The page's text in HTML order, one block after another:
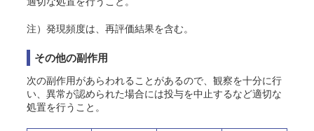
注）発現頻度は、再評価結果を含む。
その他の副作用
次の副作用があらわれることがあるので、観察を十分に行
い、異常が認められた場合には投与を中止するなど適切な
処置を行うこと。